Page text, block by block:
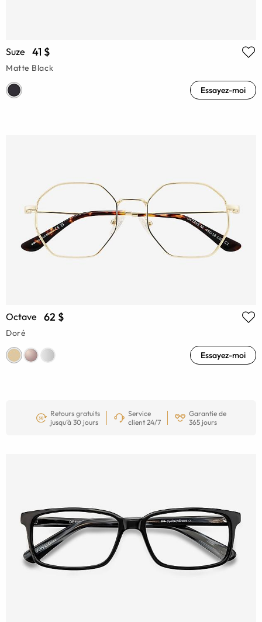
Suze 41 $
Matte Black
Essayez-moi
Octave 62 $
Doré
Essayez-moi
Retours gratuits
jusqu’à 30 jours
Service
client 24/7
Garantie de
365 jours